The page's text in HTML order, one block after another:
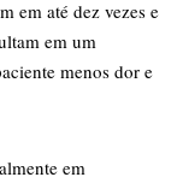
em até dez vezes e
em um
menos dor e
em